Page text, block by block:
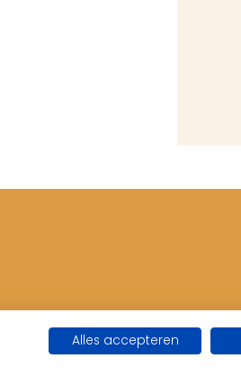
Alles accepteren